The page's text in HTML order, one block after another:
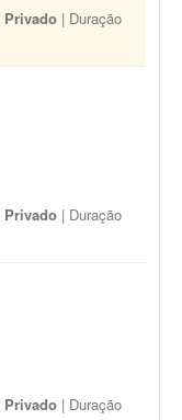
Privado | Duração
Privado | Duração
Privado | Duração